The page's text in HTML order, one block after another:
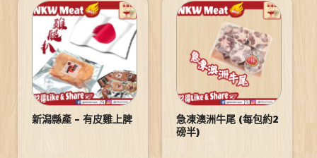
新潟縣產 – 有皮雞上脾
急凍澳洲牛尾 (每包約2
磅半)